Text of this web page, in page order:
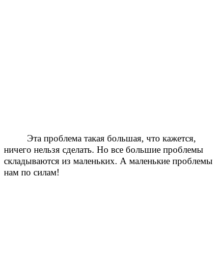
Эта проблема такая большая, что кажется,
ничего нельзя сделать. Но все большие проблемы
складываются из маленьких. А маленькие проблемы
нам по силам!